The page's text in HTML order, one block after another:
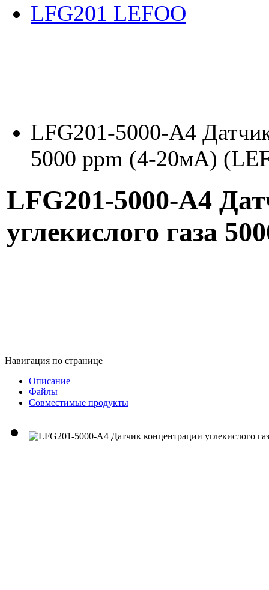
LFG201 LEFOO
LFG201-5000-A4
5000 ppm (4-20мА)
LFG201-5000-A4
углекислого газа
Навигация по странице
Описание
Файлы
Совместимые продукты